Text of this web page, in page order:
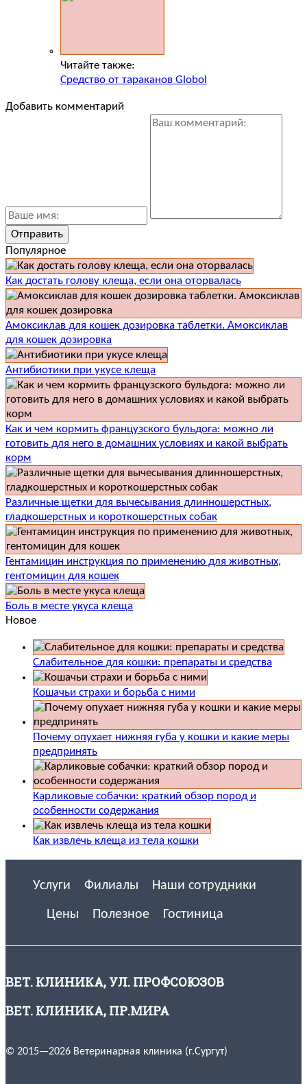
Читайте также:
Средство от тараканов Globol
Добавить комментарий
Популярное
Как достать голову клеща, если она оторвалась
Амоксиклав для кошек дозировка таблетки. Амоксиклав
для кошек дозировка
Антибиотики при укусе клеща
Как и чем кормить французского бульдога: можно ли
готовить для него в домашних условиях и какой выбрать
корм
Различные щетки для вычесывания длинношерстных,
гладкошерстных и короткошерстных собак
Гентамицин инструкция по применению для животных,
гентомицин для кошек
Боль в месте укуса клеща
Новое
Слабительное для кошки: препараты и средства
Кошачьи страхи и борьба с ними
Почему опухает нижняя губа у кошки и какие меры
предпринять
Карликовые собачки: краткий обзор пород и
особенности содержания
Как извлечь клеща из тела кошки
Услуги Филиалы Наши сотрудники
Цены Полезное Гостиница
ВЕТ. КЛИНИКА, УЛ. ПРОФСОЮЗОВ
ВЕТ. КЛИНИКА, ПР.МИРА
© 2015—2026 Ветеринарная клиника (г.Сургут)